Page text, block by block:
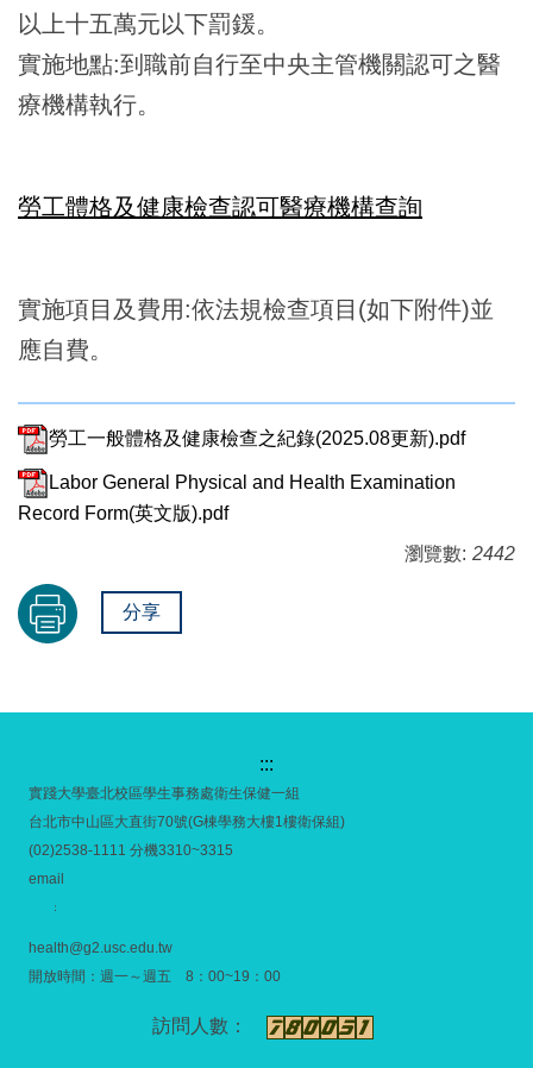
以上十五萬元以下罰鍰。
實施地點:到職前自行至中央主管機關認可之醫
療機構執行。
勞工體格及健康檢查認可醫療機構查詢
實施項目及費用:依法規檢查項目(如下附件)並
應自費。
勞工一般體格及健康檢查之紀錄(2025.08更新).pdf
Labor General Physical and Health Examination
Record Form(英文版).pdf
瀏覽數: 2442
分享
:::
實踐大學臺北校區學生事務處衛生保健一組
台北市中山區大直街70號(G棟學務大樓1樓衛保組)
(02)2538-1111 分機3310~3315
email
：
health@g2.usc.edu.tw
開放時間：週一～週五 8：00~19：00